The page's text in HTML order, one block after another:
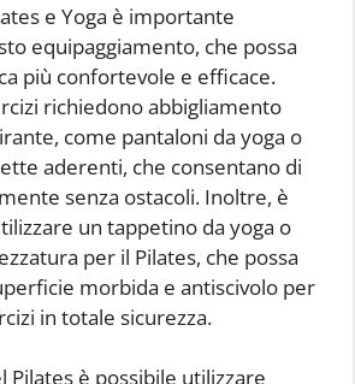
e Yoga è importante
equipaggiamento, che possa
più confortevole e efficace.
richiedono abbigliamento
come pantaloni da yoga o
aderenti, che consentano di
senza ostacoli. Inoltre, è
un tappetino da yoga o
per il Pilates, che possa
morbida e antiscivolo per
in totale sicurezza.
Pilates è possibile utilizzare